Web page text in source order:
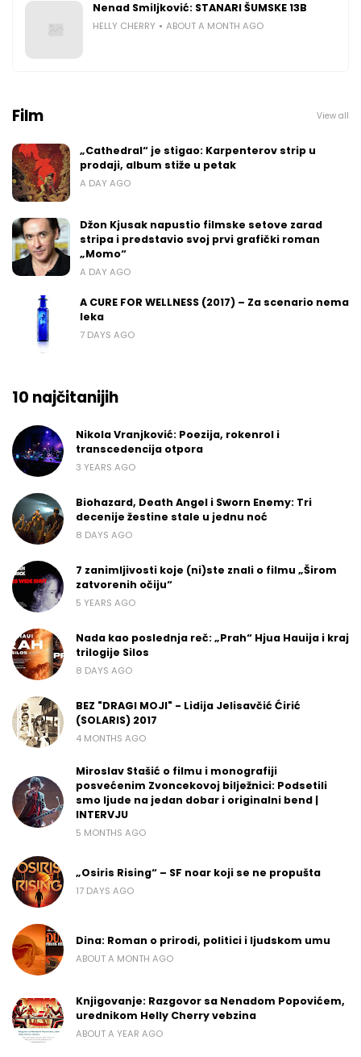
Nenad Smiljković: STANARI ŠUMSKE 13B
HELLY CHERRY ABOUT A MONTH AGO
Film View all
„Cathedral“ je stigao: Karpenterov strip u
prodaji, album stiže u petak
A DAY AGO
Džon Kjusak napustio filmske setove zarad
stripa i predstavio svoj prvi grafički roman
„Momo“
A DAY AGO
A CURE FOR WELLNESS (2017) – Za scenario nema
leka
7 DAYS AGO
10 najčitanijih
Nikola Vranjković: Poezija, rokenrol i
transcedencija otpora
3 YEARS AGO
Biohazard, Death Angel i Sworn Enemy: Tri
decenije žestine stale u jednu noć
8 DAYS AGO
7 zanimljivosti koje (ni)ste znali o filmu „Širom
zatvorenih očiju“
5 YEARS AGO
Nada kao poslednja reč: „Prah“ Hjua Hauija i kraj
trilogije Silos
8 DAYS AGO
BEZ "DRAGI MOJI" - Lidija Jelisavčić Ćirić
(SOLARIS) 2017
4 MONTHS AGO
Miroslav Stašić o filmu i monografiji
posvećenim Zvoncekovoj bilježnici: Podsetili
smo ljude na jedan dobar i originalni bend |
INTERVJU
5 MONTHS AGO
„Osiris Rising“ – SF noar koji se ne propušta
17 DAYS AGO
Dina: Roman o prirodi, politici i ljudskom umu
ABOUT A MONTH AGO
Knjigovanje: Razgovor sa Nenadom Popovićem,
urednikom Helly Cherry vebzina
ABOUT A YEAR AGO